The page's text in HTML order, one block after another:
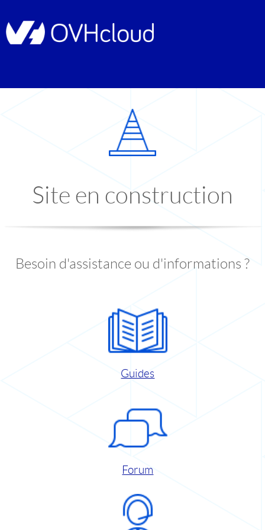
Site en construction
Besoin d'assistance ou d'informations ?
Guides
Forum